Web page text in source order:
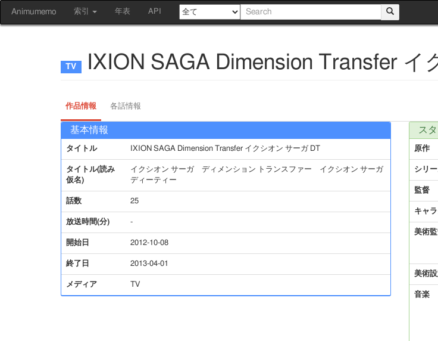
Animumemo 索引 年表 API
IXION SAGA Dimension Transfer イ
作品情報 各話情報
基本情報
タイトル IXION SAGA Dimension Transfer イクシオン サーガ DT
タイトル(読み
仮名)
イクシオン サーガ ディメンション トランスファー イクシオン サーガ
ディーティー
話数 25
放送時間(分) -
開始日 2012-10-08
終了日 2013-04-01
メディア TV
ス
原作
シリ
監督
キャ
美術
美術
音楽